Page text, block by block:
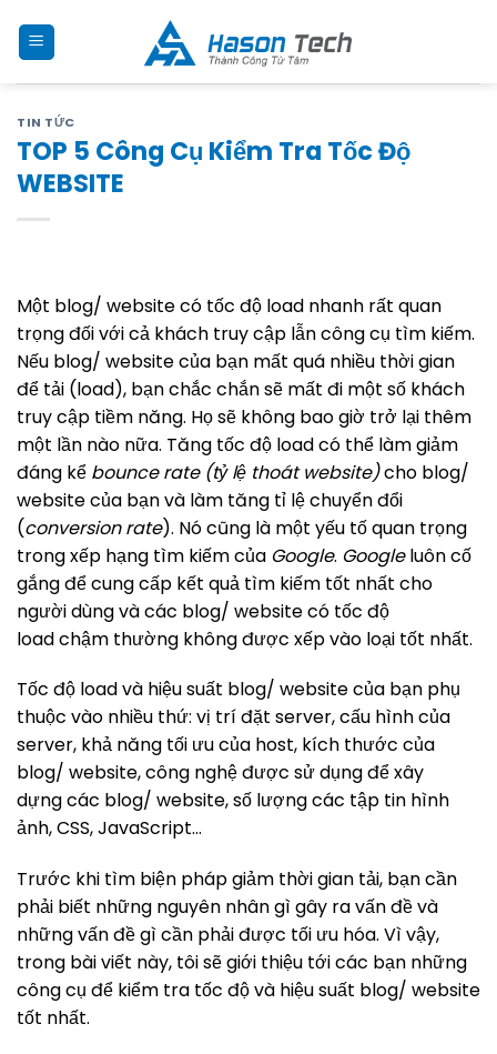
content
TIN TỨC
TOP 5 Công Cụ Kiểm Tra Tốc Độ
WEBSITE
Một blog/ website có tốc độ load nhanh rất quan
trọng đối với cả khách truy cập lẫn công cụ tìm kiếm.
Nếu blog/ website của bạn mất quá nhiều thời gian
để tải (load), bạn chắc chắn sẽ mất đi một số khách
truy cập tiềm năng. Họ sẽ không bao giờ trở lại thêm
một lần nào nữa. Tăng tốc độ load có thể làm giảm
đáng kể bounce rate (tỷ lệ thoát website)cho blog/
website của bạn và làm tăng tỉ lệ chuyển đổi
(conversion rate). Nó cũng là một yếu tố quan trọng
trong xếp hạng tìm kiếm của Google. Googleluôn cố
gắng để cung cấp kết quả tìm kiếm tốt nhất cho
người dùng và các blog/ website có tốc độ
load chậm thường không được xếp vào loại tốt nhất.
Tốc độ load và hiệu suất blog/ website của bạn phụ
thuộc vào nhiều thứ: vị trí đặt server, cấu hình của
server, khả năng tối ưu của host, kích thước của
blog/ website, công nghệ được sử dụng để xây
dựng các blog/ website, số lượng các tập tin hình
ảnh, CSS, JavaScript…
Trước khi tìm biện pháp giảm thời gian tải, bạn cần
phải biết những nguyên nhân gì gây ra vấn đề và
những vấn đề gì cần phải được tối ưu hóa. Vì vậy,
trong bài viết này, tôi sẽ giới thiệu tới các bạn những
công cụ để kiểm tra tốc độ và hiệu suất blog/ website
tốt nhất.